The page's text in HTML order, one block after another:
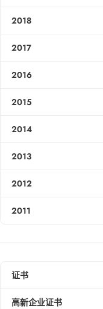
2018
2017
2016
2015
2014
2013
2012
2011
证书
高新企业证书